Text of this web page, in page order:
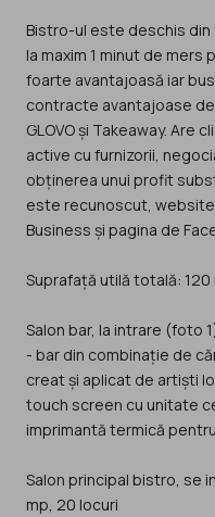
Bistro-ul este deschis
la maxim 1 minut de mers
foarte avantajoasă iar
contracte avantajoase
GLOVO și Takeaway.
active cu furnizorii,
obținerea unui profit
este recunoscut,
Business și pagina de
Suprafață utilă totală: 120
Salon bar, la intrare (foto
- bar din combinație de
creat și aplicat de artiști
touch screen cu unitate
imprimantă termică
Salon principal bistro, se
mp, 20 locuri